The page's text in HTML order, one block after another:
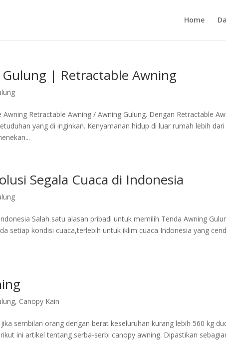
Home
| Retractable Awning
Retractable Awning / Awning Gulung. Dengan Retractable
yang di inginkan. Kenyamanan hidup di luar rumah lebih dari
Segala Cuaca di Indonesia
Salah satu alasan pribadi untuk memilih Tenda Awning
setiap kondisi cuaca,terlebih untuk iklim cuaca Indonesia yang
, Canopy Kain
sembilan orang dengan berat keseluruhan kurang lebih 560 kg
ini artikel tentang serba-serbi canopy awning. Dipastikan